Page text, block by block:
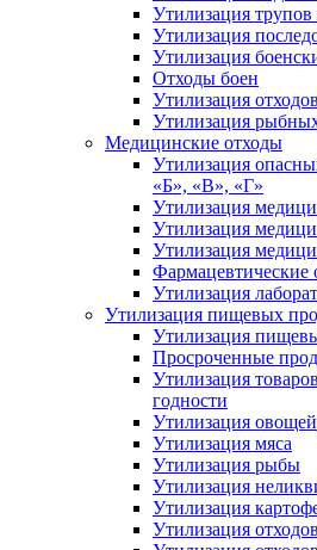
Утилизация
Утилизация
Утилизация
Отходы боен
Утилизация
Утилизация
Медицинские отходы
Утилизация
«Б», «В», «Г»
Утилизация
Утилизация
Утилизация
Фармацевтические
Утилизация
Утилизация пищевых
Утилизация
Просроченные
Утилизация
годности
Утилизация овощей
Утилизация мяса
Утилизация рыбы
Утилизация
Утилизация
Утилизация